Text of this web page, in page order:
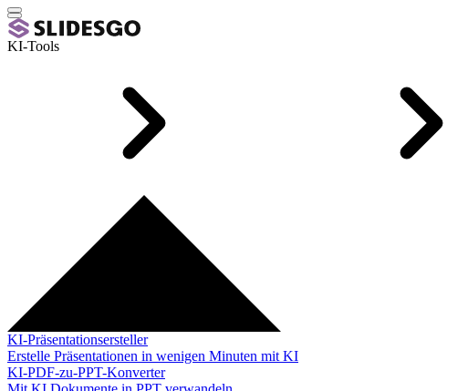
KI-Tools
KI-Präsentationsersteller
Erstelle Präsentationen in wenigen Minuten mit KI
KI-PDF-zu-PPT-Konverter